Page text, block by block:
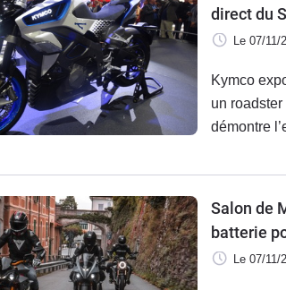
direct du
Le 07/11/
Kymco
un
démontre
Salon de
batterie
Le 07/11/